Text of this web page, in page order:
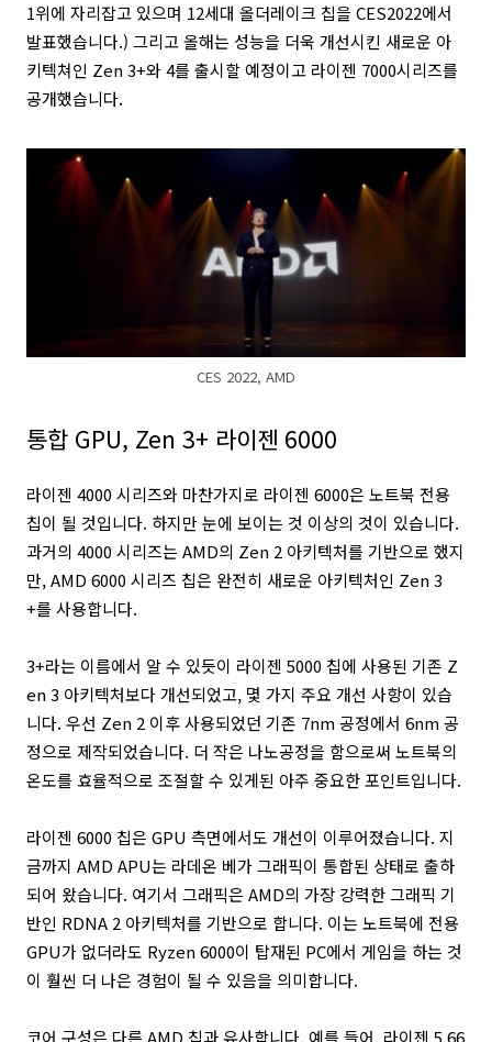
1위에 자리잡고 있으며 12세대 올더레이크 칩을 CES2022에서
발표했습니다.) 그리고 올해는 성능을 더욱 개선시킨 새로운 아
키텍쳐인 Zen 3+와 4를 출시할 예정이고 라이젠 7000시리즈를
공개했습니다.
CES 2022, AMD
통합 GPU, Zen 3+ 라이젠 6000
라이젠 4000 시리즈와 마찬가지로 라이젠 6000은 노트북 전용
칩이 될 것입니다. 하지만 눈에 보이는 것 이상의 것이 있습니다.
과거의 4000 시리즈는 AMD의 Zen 2 아키텍처를 기반으로 했지
만, AMD 6000 시리즈 칩은 완전히 새로운 아키텍처인 Zen 3
+를 사용합니다.
3+라는 이름에서 알 수 있듯이 라이젠 5000 칩에 사용된 기존 Z
en 3 아키텍처보다 개선되었고, 몇 가지 주요 개선 사항이 있습
니다. 우선 Zen 2 이후 사용되었던 기존 7nm 공정에서 6nm 공
정으로 제작되었습니다. 더 작은 나노공정을 함으로써 노트북의
온도를 효율적으로 조절할 수 있게된 아주 중요한 포인트입니다.
라이젠 6000 칩은 GPU 측면에서도 개선이 이루어졌습니다. 지
금까지 AMD APU는 라데온 베가 그래픽이 통합된 상태로 출하
되어 왔습니다. 여기서 그래픽은 AMD의 가장 강력한 그래픽 기
반인 RDNA 2 아키텍처를 기반으로 합니다. 이는 노트북에 전용
GPU가 없더라도 Ryzen 6000이 탑재된 PC에서 게임을 하는 것
이 훨씬 더 나은 경험이 될 수 있음을 의미합니다.
코어 구성은 다른 AMD 칩과 유사합니다. 예를 들어, 라이젠 5 66